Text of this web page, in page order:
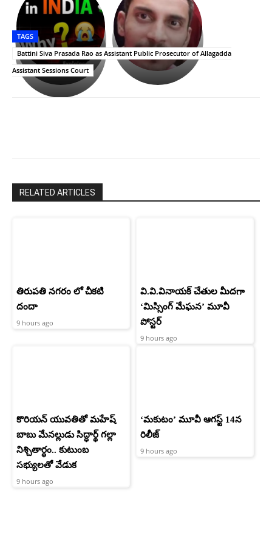
ప్రసాదం
తీర్థం..తులసీదళం
లేకుండా
అసంపూర్ణం
సినిమాతో
పాన్
ఇండియా
స్టార్
హీరోయిన్‏గా
శ్రీనిధి
Upasana:
భర్తపై
రివెంజ్
తీర్చుకున్న
ఉపాసన..
పాపం
రామ్
TAGS
Battini Siva Prasada Rao as Assistant Public Prosecutor of Allagadda
Assistant Sessions Court
RELATED ARTICLES
తిరుపతి నగరం లో చీకటి
దందా
9 hours ago
వి.వి.వినాయక్ చేతుల మీదగా
‘మిస్సింగ్ మేఘన’ మూవీ
పోస్టర్
9 hours ago
కొరియన్ యువతితో మహేష్
బాబు మేనల్లుడు సిద్ధార్థ్ గల్లా
నిశ్చితార్థం.. కుటుంబ
సభ్యులతో వేడుక
9 hours ago
‘మకుటం’ మూవీ ఆగస్ట్ 14న
రిలీజ్
9 hours ago